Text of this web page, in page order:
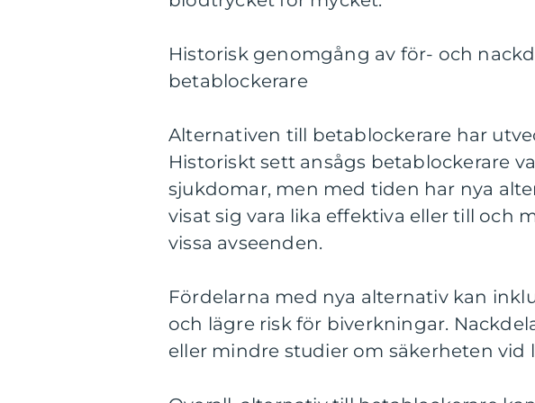
Historisk genomgång av för- och
betablockerare
Alternativen till betablockerare har
Historiskt sett ansågs betablockerare
sjukdomar, men med tiden har nya
visat sig vara lika effektiva eller till och
vissa avseenden.
Fördelarna med nya alternativ kan
och lägre risk för biverkningar.
eller mindre studier om säkerheten